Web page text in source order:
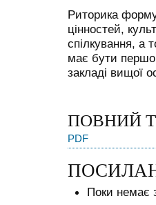
Риторика
цінностей,
спілкування, а
має бути
закладі вищої
ПОВНИЙ
PDF
Поки немає